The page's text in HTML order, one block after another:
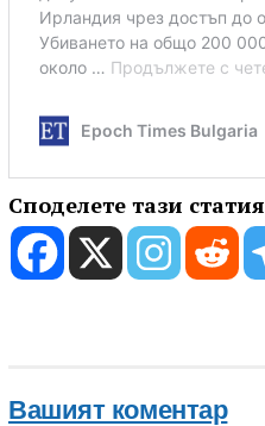
Споделете тази статия
Вашият коментар